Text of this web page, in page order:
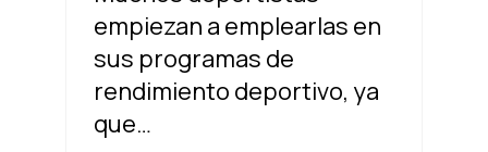
empiezan a emplearlas en
sus programas de
rendimiento deportivo, ya
que…